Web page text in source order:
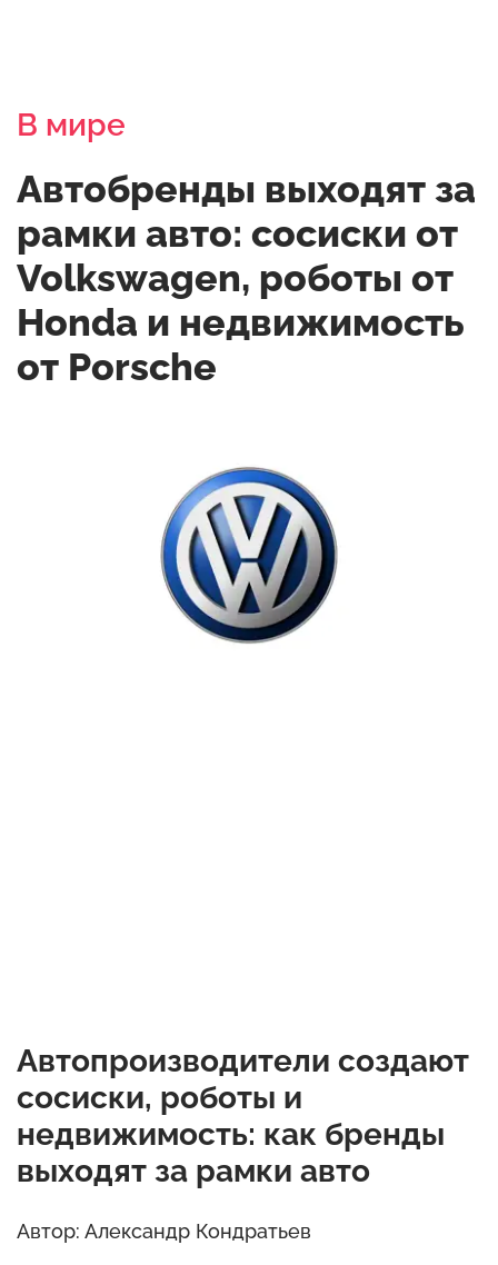
В мире
Автобренды выходят за
рамки авто: сосиски от
Volkswagen, роботы от
Honda и недвижимость
от Porsche
Автопроизводители создают
сосиски, роботы и
недвижимость: как бренды
выходят за рамки авто
Автор: Александр Кондратьев